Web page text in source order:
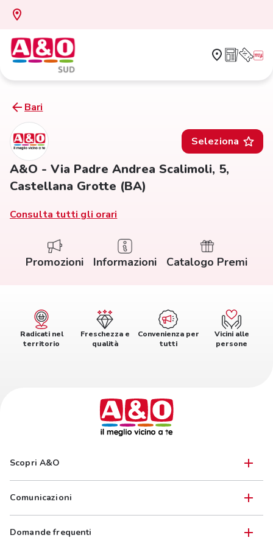
Bari
Seleziona
A&O - Via Padre Andrea Scalimoli, 5,
Castellana Grotte (BA)
Consulta tutti gli orari
Promozioni Informazioni Catalogo Premi
Radicati nel
territorio
Freschezza e
qualità
Convenienza per
tutti
Vicini alle
persone
Scopri A&O
Comunicazioni
Domande frequenti